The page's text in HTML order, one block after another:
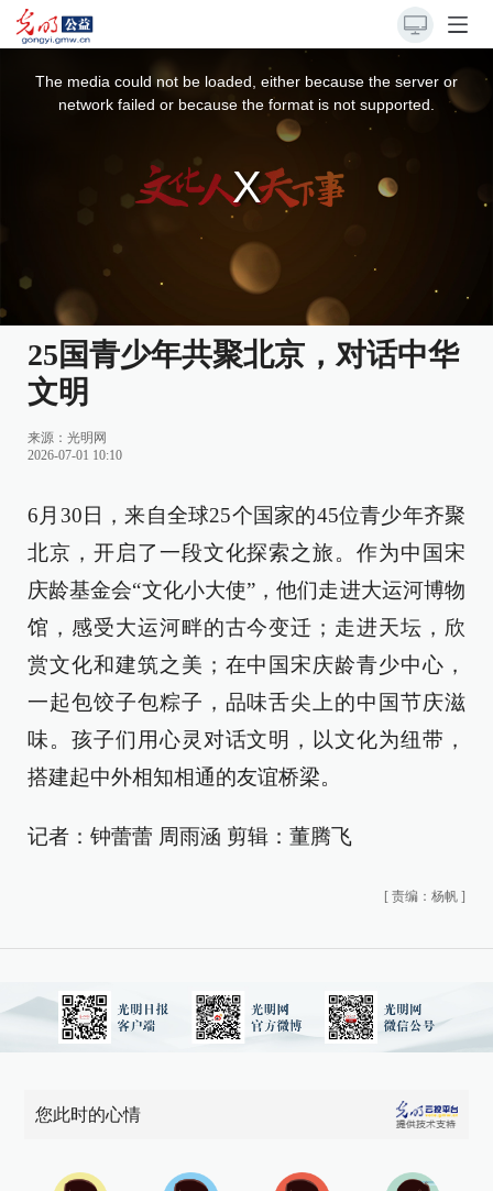
The media could not be loaded, either because the server or
network failed or because the format is not supported.
25国青少年共聚北京，对话中华
文明
来源： 光明网
2026-07-01 10:10
6月30日，来自全球25个国家的45位青少年齐聚
北京，开启了一段文化探索之旅。作为中国宋
庆龄基金会“文化小大使”，他们走进大运河博物
馆，感受大运河畔的古今变迁；走进天坛，欣
赏文化和建筑之美；在中国宋庆龄青少中心，
一起包饺子包粽子，品味舌尖上的中国节庆滋
味。孩子们用心灵对话文明，以文化为纽带，
搭建起中外相知相通的友谊桥梁。
记者：钟蕾蕾 周雨涵 剪辑：董腾飞
[ 责编：杨帆 ]
您此时的心情